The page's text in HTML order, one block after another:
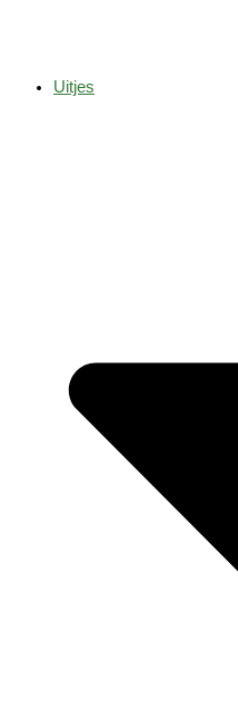
Uitjes